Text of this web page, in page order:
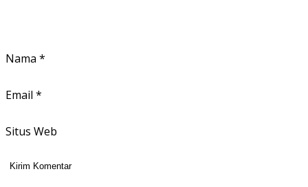
Nama *
Email *
Situs Web